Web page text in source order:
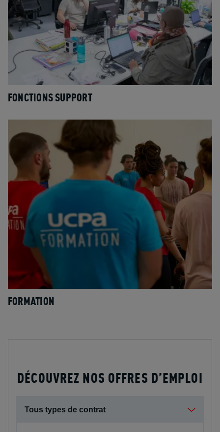
FONCTIONS SUPPORT
FORMATION
DÉCOUVREZ NOS OFFRES D’EMPLOI
Tous types de contrat